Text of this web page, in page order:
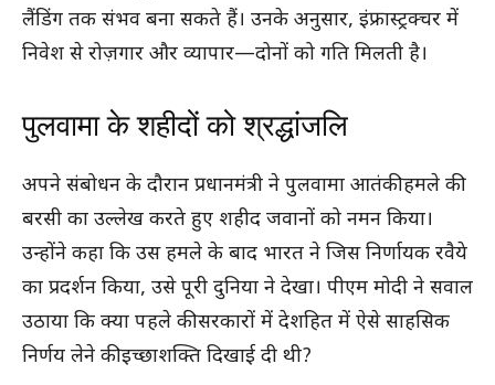
लैंडिंग तक संभव बना सकते हैं। उनके अनुसार, इंफ्रास्ट्रक्चर में
निवेश से रोज़गार और व्यापार—दोनों को गति मिलती है।
पुलवामा के शहीदों को श्रद्धांजलि
अपने संबोधन के दौरान प्रधानमंत्री ने पुलवामा आतंकी हमले की
बरसी का उल्लेख करते हुए शहीद जवानों को नमन किया।
उन्होंने कहा कि उस हमले के बाद भारत ने जिस निर्णायक रवैये
का प्रदर्शन किया, उसे पूरी दुनिया ने देखा। पीएम मोदी ने सवाल
उठाया कि क्या पहले की सरकारों में देशहित में ऐसे साहसिक
निर्णय लेने की इच्छाशक्ति दिखाई दी थी?